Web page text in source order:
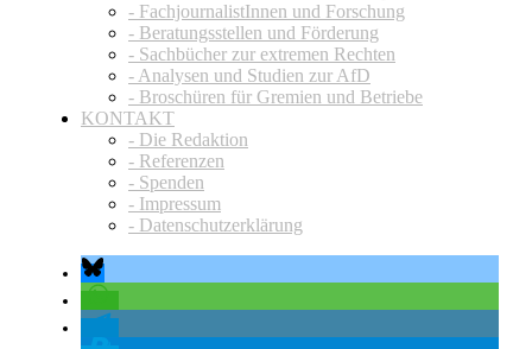
- FachjournalistInnen und Forschung
- Beratungsstellen und Förderung
- Sachbücher zur extremen Rechten
- Analysen und Studien zur AfD
- Broschüren für Gremien und Betriebe
KONTAKT
- Die Redaktion
- Referenzen
- Spenden
- Impressum
- Datenschutzerklärung